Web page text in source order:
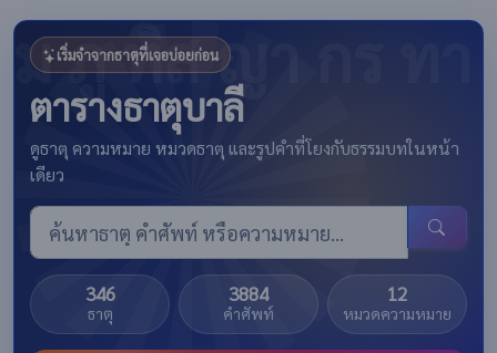
เริ่มจำจากธาตุที่เจอบ่อยก่อน
ตารางธาตุบาลี
ดูธาตุ ความหมาย หมวดธาตุ และรูปคำที่โยงกับธรรมบทในหน้า
เดียว
346
ธาตุ
3884
คำศัพท์
12
หมวดความหมาย